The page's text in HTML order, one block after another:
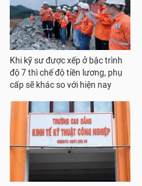
Khi kỹ sư được xếp ở bậc trình
độ 7 thì chế độ tiền lương, phụ
cấp sẽ khác so với hiện nay